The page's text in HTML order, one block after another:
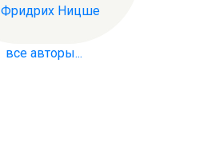
Фридрих Ницше
все авторы...